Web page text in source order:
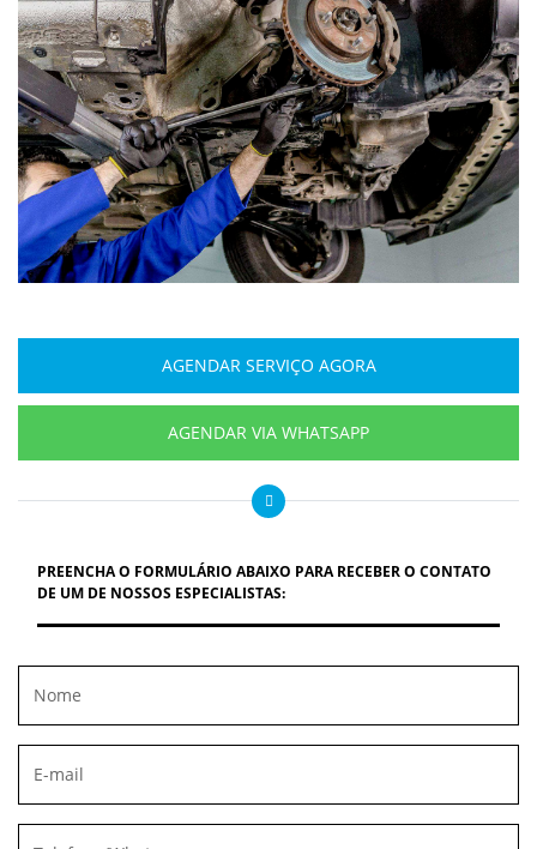
AGENDAR SERVIÇO AGORA
AGENDAR VIA WHATSAPP
PREENCHA O FORMULÁRIO ABAIXO PARA RECEBER O CONTATO
DE UM DE NOSSOS ESPECIALISTAS: